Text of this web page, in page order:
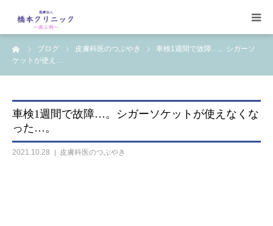
ブログ 皮膚科医のつぶやき
車検1週間で故障…。シガーソ
ケットが使え…
車検1週間で故障…。シガーソケットが使えなくな
った…。
2021.10.28 皮膚科医のつぶやき
受診案内
設備
【コラム】